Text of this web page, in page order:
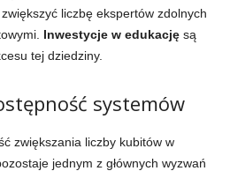
liczbę ekspertów zdolnych
Inwestycje w edukację są
tej dziedziny.
systemów
zwiększania liczby kubitów w
jednym z głównych wyzwań